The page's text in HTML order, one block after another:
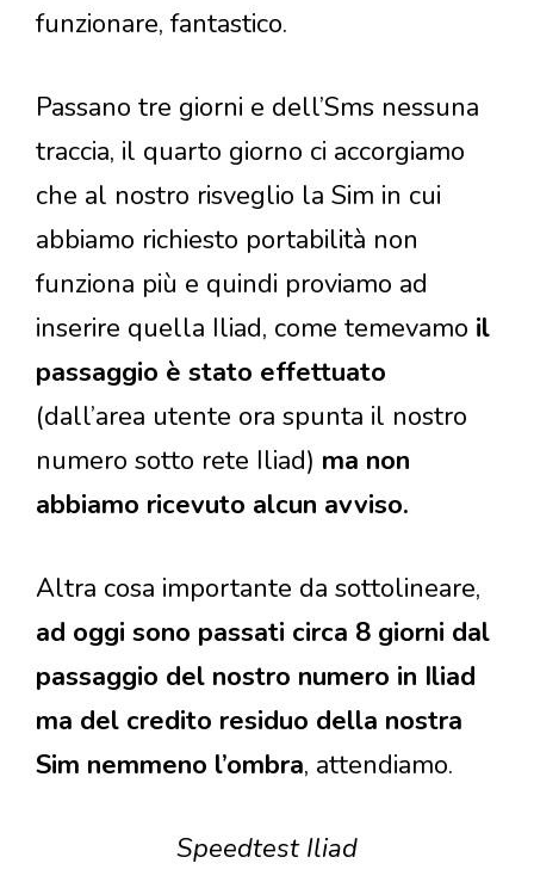
funzionare, fantastico.
Passano tre giorni e dell’Sms nessuna
traccia, il quarto giorno ci accorgiamo
che al nostro risveglio la Sim in cui
abbiamo richiesto portabilità non
funziona più e quindi proviamo ad
inserire quella Iliad, come temevamo il
passaggio è stato effettuato
(dall’area utente ora spunta il nostro
numero sotto rete Iliad) ma non
abbiamo ricevuto alcun avviso.
Altra cosa importante da sottolineare,
ad oggi sono passati circa 8 giorni dal
passaggio del nostro numero in Iliad
ma del credito residuo della nostra
Sim nemmeno l’ombra, attendiamo.
Speedtest Iliad